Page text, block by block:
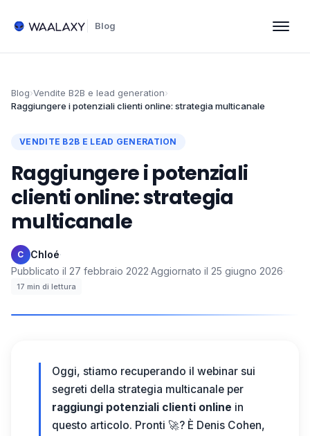
Blog
Blog›Vendite B2B e lead generation›
Raggiungere i potenziali clienti online: strategia multicanale
VENDITE B2B E LEAD GENERATION
Raggiungere i potenziali
clienti online: strategia
multicanale
C Chloé·
Pubblicato il 27 febbraio 2022·Aggiornato il 25 giugno 2026·
17 min di lettura
Oggi, stiamo recuperando il webinar sui
segreti della strategia multicanale per
raggiungi potenziali clienti online in
questo articolo. Pronti 🚀? È Denis Cohen,